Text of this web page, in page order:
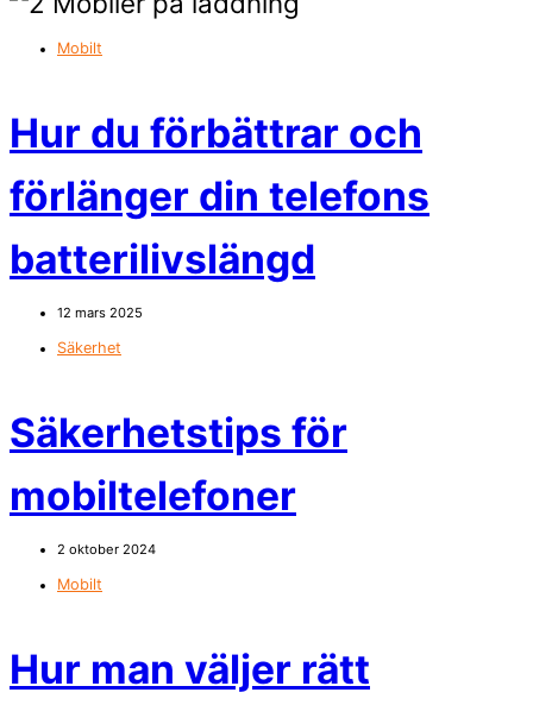
Mobilt
Hur du förbättrar och
förlänger din telefons
batterilivslängd
12 mars 2025
Säkerhet
Säkerhetstips för
mobiltelefoner
2 oktober 2024
Mobilt
Hur man väljer rätt